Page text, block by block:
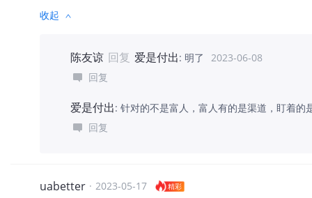
收起
陈友谅 回复 爱是付出: 明了
2023-06-08
回复
爱是付出: 针对的不是富人，富人有的是渠道，盯着的
回复
uabetter · 2023-05-17 精彩